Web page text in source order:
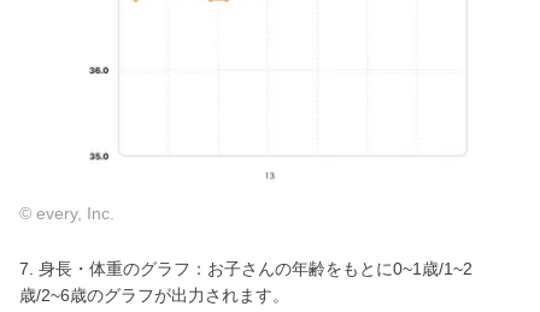
© every, Inc.
7. 身長・体重のグラフ：お子さんの年齢をもとに0~1歳/1~2
歳/2~6歳のグラフが出力されます。